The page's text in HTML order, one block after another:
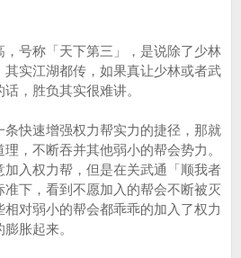
号称「天下第三」，是说除了少林
实江湖都传，如果真让少林或者武
，胜负其实很难讲。
快速增强权力帮实力的捷径，那就
，不断吞并其他弱小的帮会势力。
入权力帮，但是在关武通「顺我者
准下，看到不愿加入的帮会不断被灭
对弱小的帮会都乖乖的加入了权力
胀起来。